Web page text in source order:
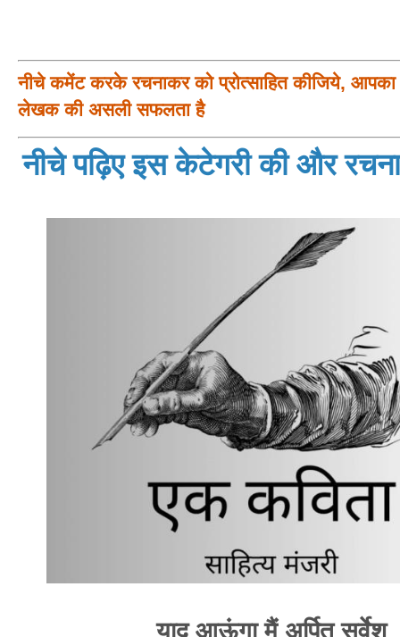
नीचे कमेंट करके रचनाकर को प्रोत्साहित कीजिये, आपका
लेखक की असली सफलता है
नीचे पढ़िए इस केटेगरी की और
याद आऊंगा मैं अर्पित सर्वेश